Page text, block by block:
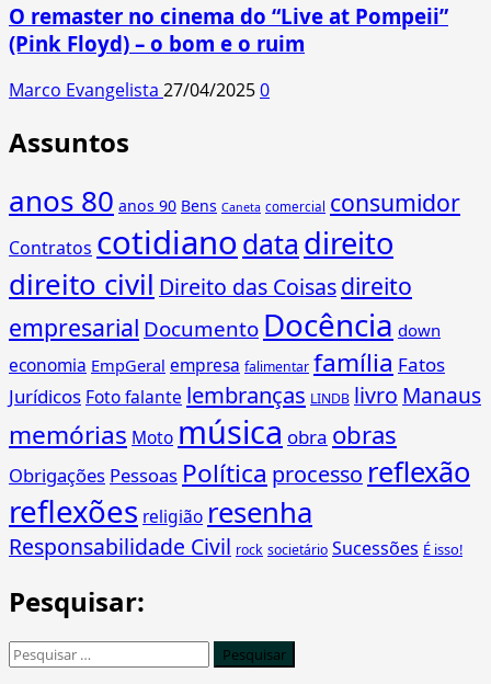
O remaster no cinema do “Live at Pompeii”
(Pink Floyd) – o bom e o ruim
Marco Evangelista 27/04/20250
Assuntos
anos 80 anos 90 Bens Caneta comercial consumidor
Contratos cotidianodata direito
direito civil Direito das Coisasdireito
empresarial Documento Docência down
economia EmpGeral empresa falimentar família Fatos
Jurídicos Foto falante lembranças LINDB livro Manaus
memórias Moto música obra obras
Obrigações Pessoas Política processo reflexão
reflexões religião resenha
Responsabilidade Civil rock societário Sucessões É isso!
Pesquisar:
Pesquisar